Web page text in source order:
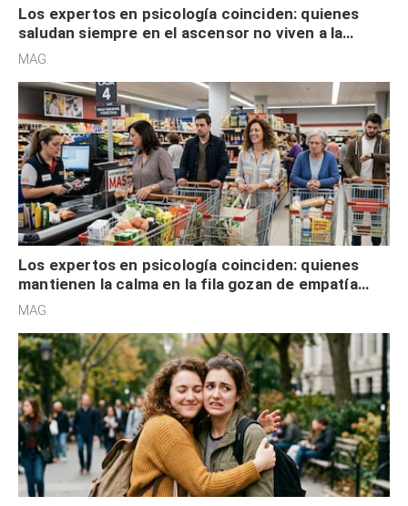
Los expertos en psicología coinciden: quienes
saludan siempre en el ascensor no viven a la
defensiva y tienen apertura social
MAG.
Los expertos en psicología coinciden: quienes
mantienen la calma en la fila gozan de empatía
cognitiva, gratitud y no solo tienen autocontrol
MAG.